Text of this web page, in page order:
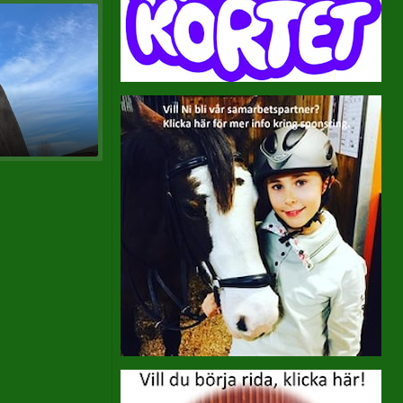
Ridinstruktörer
Frånvaroanmälan
Drop-in ridning
Specialgrupper
Teori
Utbildningsplan
Terminsplaneringar
Hästar
Ponnyer
Stallvärdar
Mulle & Lilleskutt